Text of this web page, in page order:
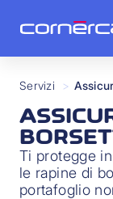
Servizi >
Ti protegge
le rapine di
portafoglio